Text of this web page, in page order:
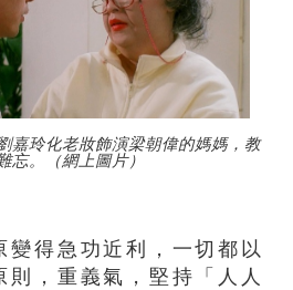
嘉玲化老妝飾演梁朝偉的媽媽，教
忘。（網上圖片）
得急功近利，一切都以
則，重義氣，堅持「人人